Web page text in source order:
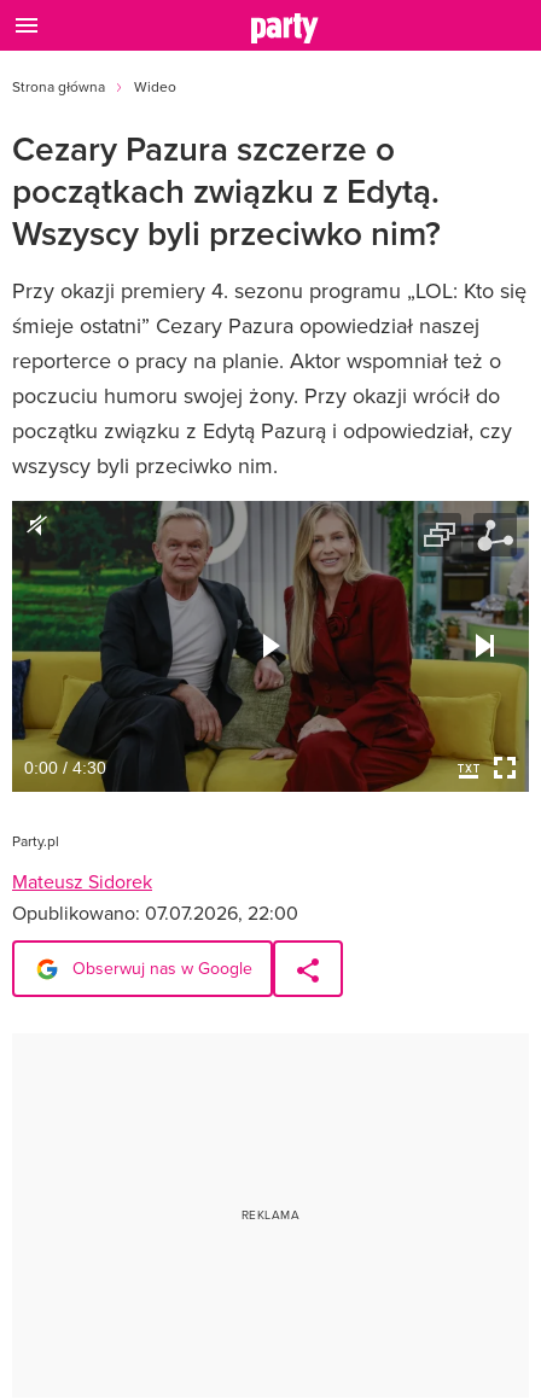
Strona główna Wideo
Cezary Pazura szczerze o
początkach związku z Edytą.
Wszyscy byli przeciwko nim?
Przy okazji premiery 4. sezonu programu „LOL: Kto się
śmieje ostatni” Cezary Pazura opowiedział naszej
reporterce o pracy na planie. Aktor wspomniał też o
poczuciu humoru swojej żony. Przy okazji wrócił do
początku związku z Edytą Pazurą i odpowiedział, czy
wszyscy byli przeciwko nim.
0:00 / 4:30
Party.pl
Mateusz Sidorek
Opublikowano: 07.07.2026, 22:00
Obserwuj nas w Google